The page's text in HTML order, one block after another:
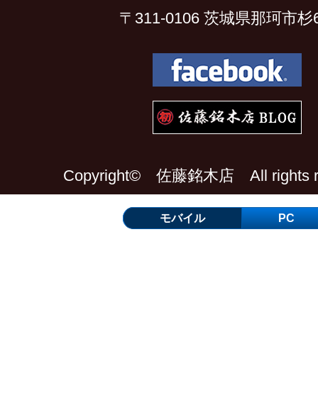
〒311-0106 茨城県那珂市杉
Copyright© 佐藤銘木店 All rights
モバイル PC